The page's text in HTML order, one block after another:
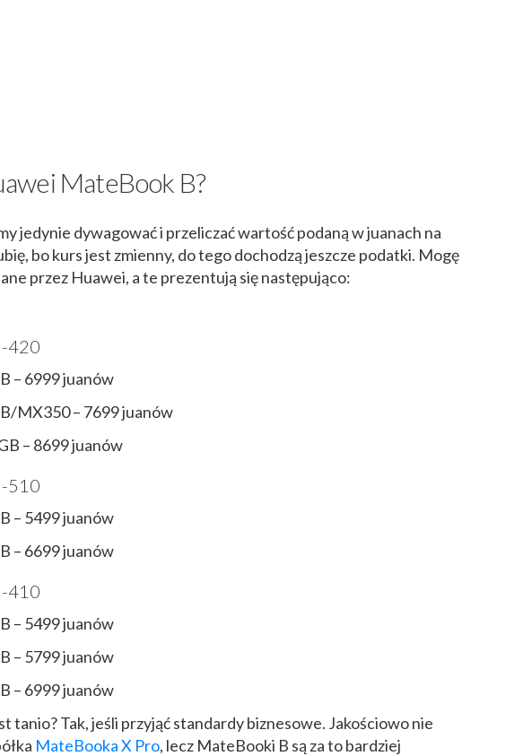
MateBook B?
jedynie dywagować i przeliczać wartość podaną w juanach na
bo kurs jest zmienny, do tego dochodzą jeszcze podatki. Mogę
przez Huawei, a te prezentują się następująco:
420
– 6999 juanów
MX350 – 7699 juanów
– 8699 juanów
510
– 5499 juanów
– 6699 juanów
410
– 5499 juanów
– 5799 juanów
– 6999 juanów
tanio? Tak, jeśli przyjąć standardy biznesowe. Jakościowo nie
MateBooka X Pro, lecz MateBooki B są za to bardziej